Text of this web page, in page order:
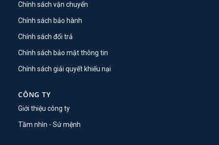
Chính sách vận chuyển
Chính sách bảo hành
Chính sách đổi trả
Chính sách bảo mật thông tin
Chính sách giải quyết khiếu nại
CÔNG TY
Giới thiệu công ty
Tầm nhìn - Sứ mệnh